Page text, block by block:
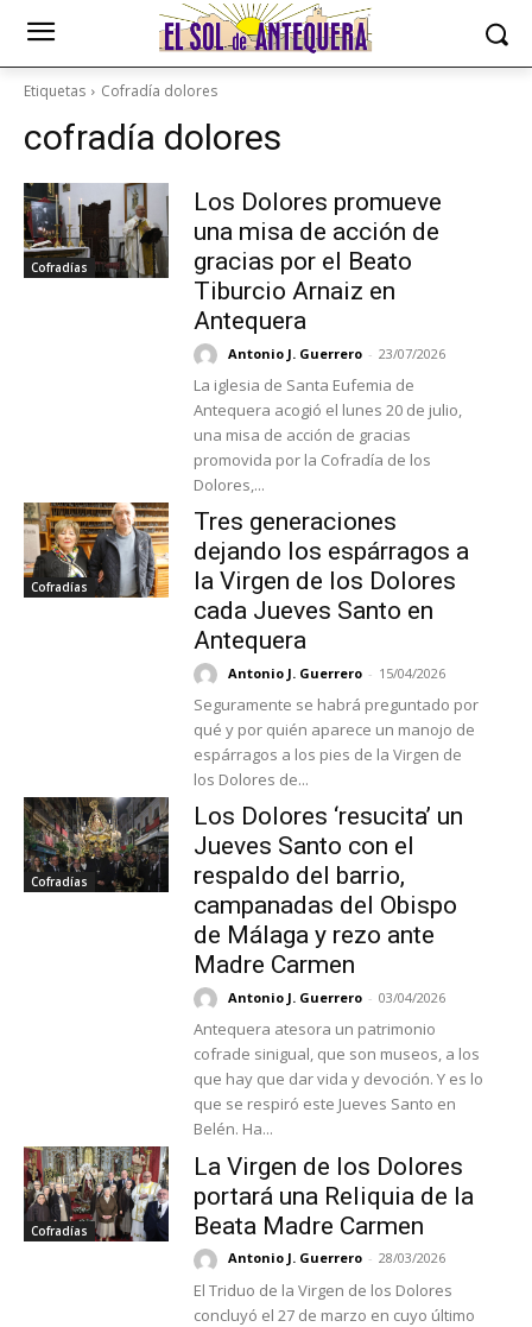
Etiquetas Cofradía dolores
cofradía dolores
Cofradías
Los Dolores promueve
una misa de acción de
gracias por el Beato
Tiburcio Arnaiz en
Antequera
Antonio J. Guerrero - 23/07/2026
La iglesia de Santa Eufemia de
Antequera acogió el lunes 20 de julio,
una misa de acción de gracias
promovida por la Cofradía de los
Dolores,...
Cofradías
Tres generaciones
dejando los espárragos a
la Virgen de los Dolores
cada Jueves Santo en
Antequera
Antonio J. Guerrero - 15/04/2026
Seguramente se habrá preguntado por
qué y por quién aparece un manojo de
espárragos a los pies de la Virgen de
los Dolores de...
Cofradías
Los Dolores ‘resucita’ un
Jueves Santo con el
respaldo del barrio,
campanadas del Obispo
de Málaga y rezo ante
Madre Carmen
Antonio J. Guerrero - 03/04/2026
Antequera atesora un patrimonio
cofrade sinigual, que son museos, a los
que hay que dar vida y devoción. Y es lo
que se respiró este Jueves Santo en
Belén. Ha...
Cofradías
La Virgen de los Dolores
portará una Reliquia de la
Beata Madre Carmen
Antonio J. Guerrero - 28/03/2026
El Triduo de la Virgen de los Dolores
concluyó el 27 de marzo en cuyo último